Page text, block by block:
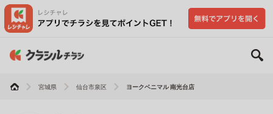
宮城県 仙台市泉区 ヨークベニマル 南光台店